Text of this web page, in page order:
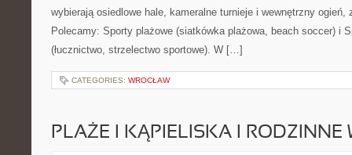
wybierają osiedlowe hale, kameralne turnieje i wewnętrzny ogień,
Polecamy: Sporty plażowe (siatkówka plażowa, beach soccer) i
(łucznictwo, strzelectwo sportowe). W […]
CATEGORIES: WROCŁAW
PLAŻE I KĄPIELISKA I RODZINNE